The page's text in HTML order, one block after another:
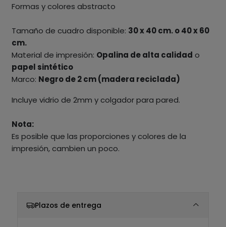
Formas y colores abstracto
Tamaño de cuadro disponible: 30 x 40 cm. o 40 x 60
cm.
Material de impresión: Opalina de alta calidad o
papel sintético
Marco: Negro de 2 cm (madera reciclada)
Incluye vidrio de 2mm y colgador para pared.
Nota:
Es posible que las proporciones y colores de la
impresión, cambien un poco.
Plazos de entrega